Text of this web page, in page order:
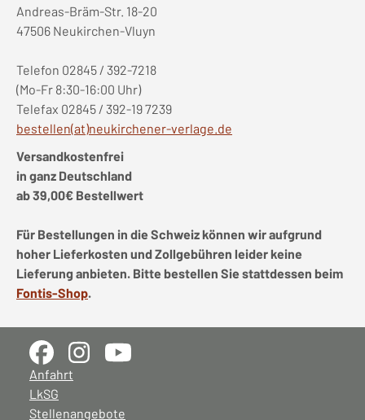
Andreas-Bräm-Str. 18-20
47506 Neukirchen-Vluyn
Telefon 02845 / 392-7218
(Mo-Fr 8:30-16:00 Uhr)
Telefax 02845 / 392-19 7239
bestellen(at)neukirchener-verlage.de
Versandkostenfrei
in ganz Deutschland
ab 39,00€ Bestellwert
Für Bestellungen in die Schweiz können wir aufgrund
hoher Lieferkosten und Zollgebühren leider keine
Lieferung anbieten. Bitte bestellen Sie stattdessen beim
Fontis-Shop.
Anfahrt
LkSG
Stellenangebote